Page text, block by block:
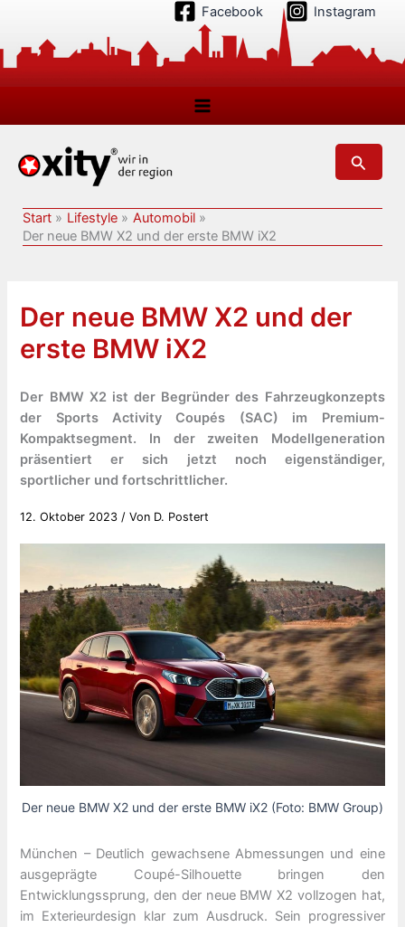
springen
Facebook Instagram
Suchen
Start Lifestyle
Automobil
Der neue BMW X2 und der erste BMW iX2
Der neue BMW X2 und der
erste BMW iX2
Der BMW X2 ist der Begründer des Fahrzeugkonzepts
der Sports Activity Coupés (SAC) im Premium-
Kompaktsegment. In der zweiten Modellgeneration
präsentiert er sich jetzt noch eigenständiger,
sportlicher und fortschrittlicher.
12. Oktober 2023 / Von D. Postert
Der neue BMW X2 und der erste BMW iX2 (Foto: BMW Group)
München – Deutlich gewachsene Abmessungen und eine
ausgeprägte Coupé-Silhouette bringen den
Entwicklungssprung, den der neue BMW X2 vollzogen hat,
im Exterieurdesign klar zum Ausdruck. Sein progressiver